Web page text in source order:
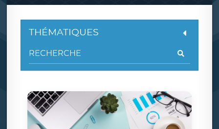
THÉMATIQUES